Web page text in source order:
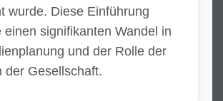
wurde. Diese Einführung
einen signifikanten Wandel in
und der Rolle der
der Gesellschaft.